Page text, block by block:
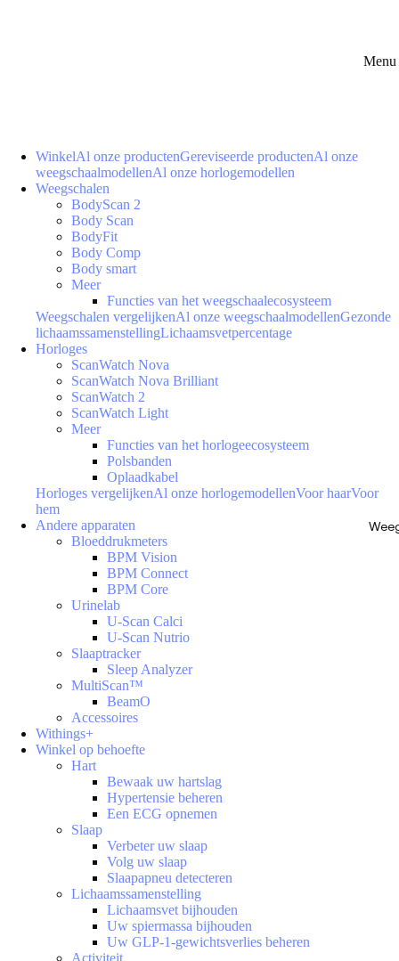
Menu
WinkelAl onze productenGereviseerde productenAl onze
weegschaalmodellenAl onze horlogemodellen
Weegschalen
BodyScan 2
Body Scan
BodyFit
Body Comp
Body smart
Meer
Functies van het weegschaalecosysteem
Weegschalen vergelijkenAl onze weegschaalmodellenGezonde
lichaamssamenstellingLichaamsvetpercentage
Horloges
ScanWatch Nova
ScanWatch Nova Brilliant
ScanWatch 2
ScanWatch Light
Meer
Functies van het horlogeecosysteem
Polsbanden
Oplaadkabel
Horloges vergelijkenAl onze horlogemodellenVoor haarVoor
hem
Andere apparaten
Bloeddrukmeters
BPM Vision
BPM Connect
BPM Core
Urinelab
U-Scan Calci
U-Scan Nutrio
Slaaptracker
Sleep Analyzer
MultiScan™
BeamO
Accessoires
Withings+
Winkel op behoefte
Hart
Bewaak uw hartslag
Hypertensie beheren
Een ECG opnemen
Slaap
Verbeter uw slaap
Volg uw slaap
Slaapapneu detecteren
Lichaamssamenstelling
Lichaamsvet bijhouden
Uw spiermassa bijhouden
Uw GLP-1-gewichtsverlies beheren
Activiteit